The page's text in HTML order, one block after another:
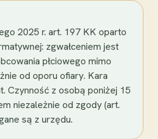
2025 r. art. 197 KK oparto
zgwałceniem jest
płciowego mimo
od oporu ofiary. Kara
Czynność z osobą poniżej 15
niezależnie od zgody (art.
są z urzędu.